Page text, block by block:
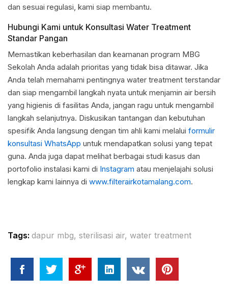
dan sesuai regulasi, kami siap membantu.
Hubungi Kami untuk Konsultasi Water Treatment
Standar Pangan
Memastikan keberhasilan dan keamanan program MBG
Sekolah Anda adalah prioritas yang tidak bisa ditawar. Jika
Anda telah memahami pentingnya water treatment terstandar
dan siap mengambil langkah nyata untuk menjamin air bersih
yang higienis di fasilitas Anda, jangan ragu untuk mengambil
langkah selanjutnya. Diskusikan tantangan dan kebutuhan
spesifik Anda langsung dengan tim ahli kami melalui formulir
konsultasi WhatsApp untuk mendapatkan solusi yang tepat
guna. Anda juga dapat melihat berbagai studi kasus dan
portofolio instalasi kami di Instagram atau menjelajahi solusi
lengkap kami lainnya di www.filterairkotamalang.com.
Tags: dapur mbg, sterilisasi air, water treatment